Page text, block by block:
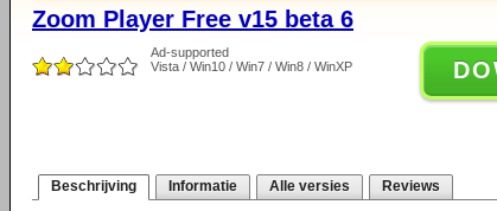
Zoom Player Free v15 beta 6
Ad-supported
Vista / Win10 / Win7 / Win8 / WinXP
Beschrijving Informatie Alle versies Reviews